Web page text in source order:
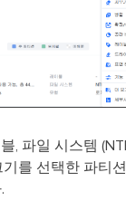
, 파일 시스템
를 선택한 파티